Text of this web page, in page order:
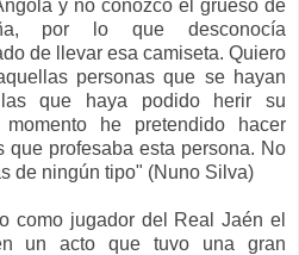
y no conozco el grueso de
por lo que desconocía
de llevar esa camiseta. Quiero
personas que se hayan
que haya podido herir su
he pretendido hacer
profesaba esta persona. No
de ningún tipo" (Nuno Silva)
como jugador del Real Jaén el
un acto que tuvo una gran